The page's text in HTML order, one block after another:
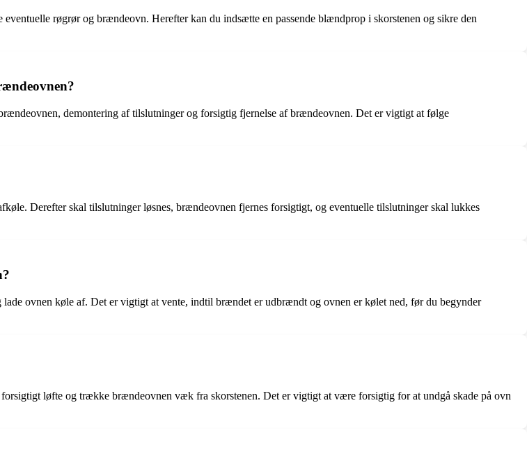
røgrør og brændeovn. Herefter kan du indsætte en passende blændprop i skorstenen og sikre den
demontering af tilslutninger og forsigtig fjernelse af brændeovnen. Det er vigtigt at følge
Derefter skal tilslutninger løsnes, brændeovnen fjernes forsigtigt, og eventuelle tilslutninger skal lukkes
ovnen køle af. Det er vigtigt at vente, indtil brændet er udbrændt og ovnen er kølet ned, før du begynder
løfte og trække brændeovnen væk fra skorstenen. Det er vigtigt at være forsigtig for at undgå skade på ovn